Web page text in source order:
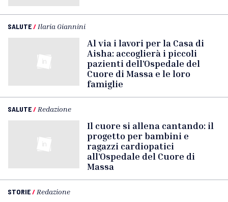
SALUTE/ Ilaria Giannini
Al via i lavori per la Casa di
Aisha: accoglierà i piccoli
pazienti dell’Ospedale del
Cuore di Massa e le loro
famiglie
SALUTE/ Redazione
Il cuore si allena cantando: il
progetto per bambini e
ragazzi cardiopatici
all’Ospedale del Cuore di
Massa
STORIE/ Redazione